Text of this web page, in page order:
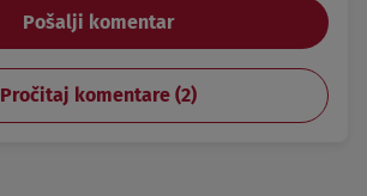
Pošalji komentar
Pročitaj komentare (2)